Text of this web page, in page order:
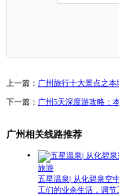
上一篇： 广州旅行十大景点之
下一篇： 广州5天深度游攻略：
广州相关线路推荐
旅游
五星温泉| 从化碧泉空
工们的业余生活，调节